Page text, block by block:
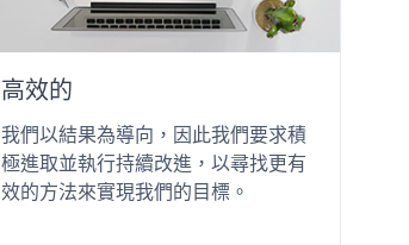
高效的
我們以結果為導向，因此我們要求積
極進取並執行持續改進，以尋找更有
效的方法來實現我們的目標。